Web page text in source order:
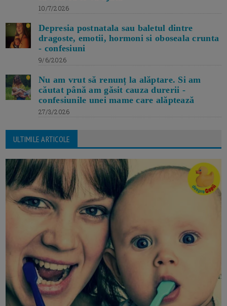
10/7/2026
Depresia postnatala sau baletul dintre
dragoste, emotii, hormoni si oboseala crunta
- confesiuni
9/6/2026
Nu am vrut să renunț la alăptare. Si am
căutat până am găsit cauza durerii -
confesiunile unei mame care alăptează
27/3/2026
ULTIMILE ARTICOLE